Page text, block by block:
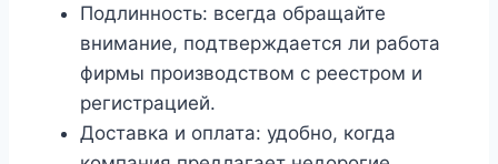
Подлинность: всегда обращайте
внимание, подтверждается ли работа
фирмы производством с реестром и
регистрацией.
Доставка и оплата: удобно, когда